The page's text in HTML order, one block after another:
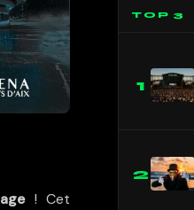
! Cet
TOP 3
1
2